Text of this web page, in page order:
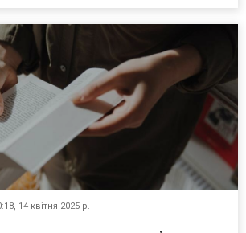
вашего...
14 квітня 2025 р.